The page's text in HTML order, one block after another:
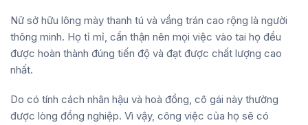
Nữ sở hữu lông mày thanh tú và vầng trán cao rộng là người
thông minh. Họ tỉ mỉ, cẩn thận nên mọi việc vào tai họ đều
được hoàn thành đúng tiến độ và đạt được chất lượng cao
nhất.
Do có tính cách nhân hậu và hoà đồng, cô gái này thường
được lòng đồng nghiệp. Vì vậy, công việc của họ sẽ có